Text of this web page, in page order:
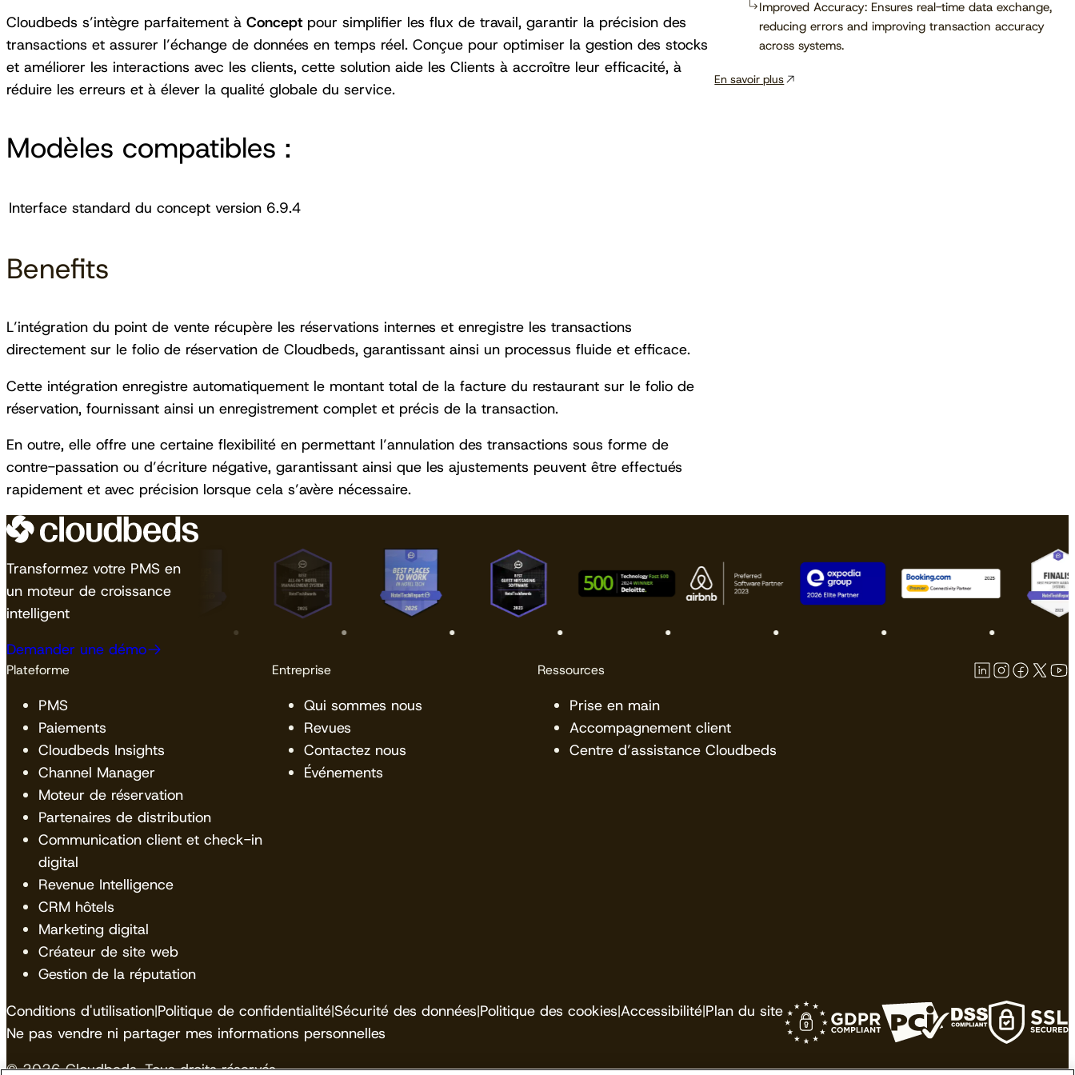
Cloudbeds s’intègre parfaitement à Conceptpour simplifier les flux de travail, garantir la précision des
transactions et assurer l’échange de données en temps réel. Conçue pour optimiser la gestion des stocks
et améliorer les interactions avec les clients, cette solution aide les Clients à accroître leur efficacité, à
réduire les erreurs et à élever la qualité globale du service.
Modèles compatibles :
Interface standard du concept version 6.9.4
Benefits
L’intégration du point de vente récupère les réservations internes et enregistre les transactions
directement sur le folio de réservation de Cloudbeds, garantissant ainsi un processus fluide et efficace.
Cette intégration enregistre automatiquement le montant total de la facture du restaurant sur le folio de
réservation, fournissant ainsi un enregistrement complet et précis de la transaction.
En outre, elle offre une certaine flexibilité en permettant l’annulation des transactions sous forme de
contre-passation ou d’écriture négative, garantissant ainsi que les ajustements peuvent être effectués
rapidement et avec précision lorsque cela s’avère nécessaire.
Improved Accuracy: Ensures real-time data exchange,
reducing errors and improving transaction accuracy
across systems.
En savoir plus
Transformez votre PMS en
un moteur de croissance
intelligent
Demander une démo
Plateforme
PMS
Paiements
Cloudbeds Insights
Channel Manager
Moteur de réservation
Partenaires de distribution
Communication client et check-in
digital
Revenue Intelligence
CRM hôtels
Marketing digital
Créateur de site web
Gestion de la réputation
Entreprise
Qui sommes nous
Revues
Contactez nous
Événements
Ressources
Prise en main
Accompagnement client
Centre d’assistance Cloudbeds
Conditions d'utilisation|Politique de confidentialité|Sécurité des données|Politique des cookies|Accessibilité|Plan du site
Ne pas vendre ni partager mes informations personnelles
© 2026 Cloudbeds. Tous droits réservés.